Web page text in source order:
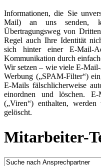
Informationen, die Sie
Mail) an uns senden,
Übertragungsweg von
Regel auch Ihre Identität
sich hinter einer E-Mail-
Kommunikation durch
Wir setzen – wie viele E-
Werbung („SPAM-Filter“)
E-Mails fälschlicherweise
einordnen und löschen. E-
(„Viren“) enthalten,
gelöscht.
Mitarbeiter-